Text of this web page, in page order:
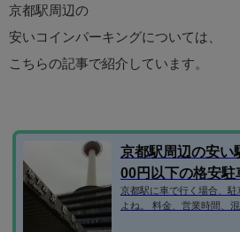
京都駅周辺の
安いコインパーキングについては、
こちらの記事で紹介しています。
京都駅周辺の安い
00円以下の格安駐
京都駅に車で行く場合、
よね。 料金、営業時間、